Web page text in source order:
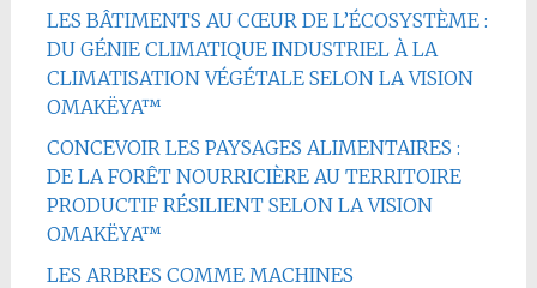
LES BÂTIMENTS AU CŒUR DE L’ÉCOSYSTÈME :
DU GÉNIE CLIMATIQUE INDUSTRIEL À LA
CLIMATISATION VÉGÉTALE SELON LA VISION
OMAKËYA™
CONCEVOIR LES PAYSAGES ALIMENTAIRES :
DE LA FORÊT NOURRICIÈRE AU TERRITOIRE
PRODUCTIF RÉSILIENT SELON LA VISION
OMAKËYA™
LES ARBRES COMME MACHINES